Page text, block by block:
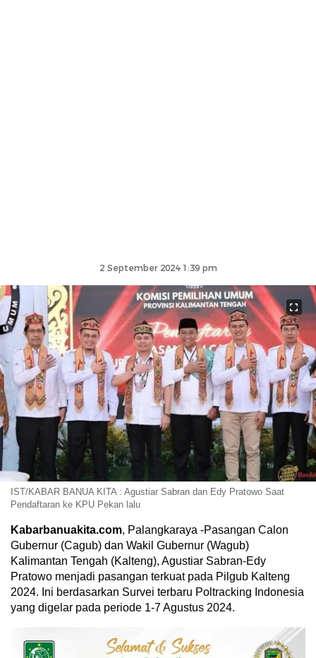
2 September 2024 1:39 pm
IST/KABAR BANUA KITA : Agustiar Sabran dan Edy Pratowo Saat
Pendaftaran ke KPU Pekan lalu
Kabarbanuakita.com, Palangkaraya -Pasangan Calon
Gubernur (Cagub) dan Wakil Gubernur (Wagub)
Kalimantan Tengah (Kalteng), Agustiar Sabran-Edy
Pratowo menjadi pasangan terkuat pada Pilgub Kalteng
2024. Ini berdasarkan Survei terbaru Poltracking Indonesia
yang digelar pada periode 1-7 Agustus 2024.